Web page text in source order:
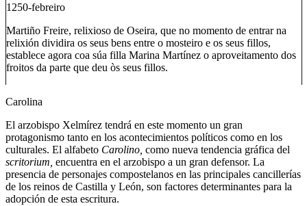
1250-febreiro
Martiño Freire, relixioso de Oseira, que no momento de entrar na
relixión dividira os seus bens entre o mosteiro e os seus fillos,
establece agora coa súa filla Marina Martínez o aproveitamento dos
froitos da parte que deu òs seus fillos.
Carolina
El arzobispo Xelmírez tendrá en este momento un gran
protagonismo tanto en los acontecimientos políticos como en los
culturales. El alfabeto Carolino, como nueva tendencia gráfica del
scritorium, encuentra en el arzobispo a un gran defensor. La
presencia de personajes compostelanos en las principales cancillerías
de los reinos de Castilla y León, son factores determinantes para la
adopción de esta escritura.